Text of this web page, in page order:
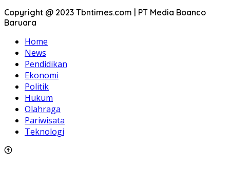
Copyright @ 2023 Tbntimes.com | PT Media Boanco
Baruara
Home
News
Pendidikan
Ekonomi
Politik
Hukum
Olahraga
Pariwisata
Teknologi